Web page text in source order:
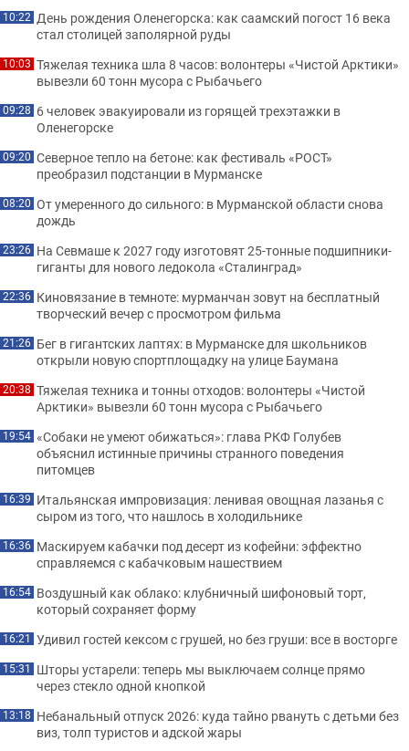
10:22 День рождения Оленегорска: как саамский погост 16 века
стал столицей заполярной руды
10:03 Тяжелая техника шла 8 часов: волонтеры «Чистой Арктики»
вывезли 60 тонн мусора с Рыбачьего
09:28 6 человек эвакуировали из горящей трехэтажки в
Оленегорске
09:20 Северное тепло на бетоне: как фестиваль «РОСТ»
преобразил подстанции в Мурманске
08:20 От умеренного до сильного: в Мурманской области снова
дождь
23:26 На Севмаше к 2027 году изготовят 25-тонные подшипники-
гиганты для нового ледокола «Сталинград»
22:36 Киновязание в темноте: мурманчан зовут на бесплатный
творческий вечер с просмотром фильма
21:26 Бег в гигантских лаптях: в Мурманске для школьников
открыли новую спортплощадку на улице Баумана
20:38 Тяжелая техника и тонны отходов: волонтеры «Чистой
Арктики» вывезли 60 тонн мусора с Рыбачьего
19:54 «Собаки не умеют обижаться»: глава РКФ Голубев
объяснил истинные причины странного поведения
питомцев
16:39 Итальянская импровизация: ленивая овощная лазанья с
сыром из того, что нашлось в холодильнике
16:36 Маскируем кабачки под десерт из кофейни: эффектно
справляемся с кабачковым нашествием
16:54 Воздушный как облако: клубничный шифоновый торт,
который сохраняет форму
16:21 Удивил гостей кексом с грушей, но без груши: все в восторге
15:31 Шторы устарели: теперь мы выключаем солнце прямо
через стекло одной кнопкой
13:18 Небанальный отпуск 2026: куда тайно рвануть с детьми без
виз, толп туристов и адской жары